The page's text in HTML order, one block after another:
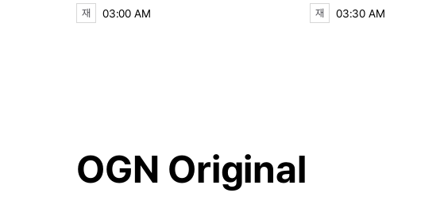
재 03:00 AM 재 03:30 AM
OGN Original